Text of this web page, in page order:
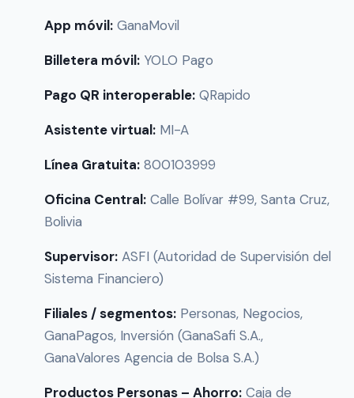
App móvil: GanaMovil
Billetera móvil: YOLO Pago
Pago QR interoperable: QRapido
Asistente virtual: MI-A
Línea Gratuita: 800103999
Oficina Central: Calle Bolívar #99, Santa Cruz,
Bolivia
Supervisor: ASFI (Autoridad de Supervisión del
Sistema Financiero)
Filiales / segmentos: Personas, Negocios,
GanaPagos, Inversión (GanaSafi S.A.,
GanaValores Agencia de Bolsa S.A.)
Productos Personas – Ahorro: Caja de